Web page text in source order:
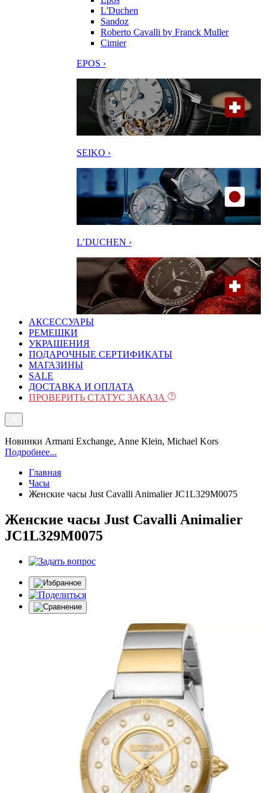
L'Duchen
Sandoz
Roberto Cavalli by Franck Muller
Cimier
EPOS ›
SEIKO ›
L’DUCHEN ›
АКСЕССУАРЫ
РЕМЕШКИ
УКРАШЕНИЯ
ПОДАРОЧНЫЕ СЕРТИФИКАТЫ
МАГАЗИНЫ
SALE
ДОСТАВКА И ОПЛАТА
ПРОВЕРИТЬ СТАТУС ЗАКАЗА
Новинки Armani Exchange, Anne Klein, Michael Kors
Подробнее...
Главная
Часы
Женские часы Just Cavalli Animalier JC1L329M0075
Женские часы Just Cavalli Animalier
JC1L329M0075